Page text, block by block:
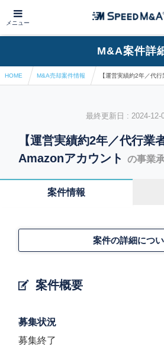
メニュー
M&A案件詳
HOME M&A売却案件情報
最終更新日 : 2024-
【運営実績約2年／代行業
Amazonアカウント
の事業
案件情報
案件概要
案件の詳細につ
募集状況
募集終了